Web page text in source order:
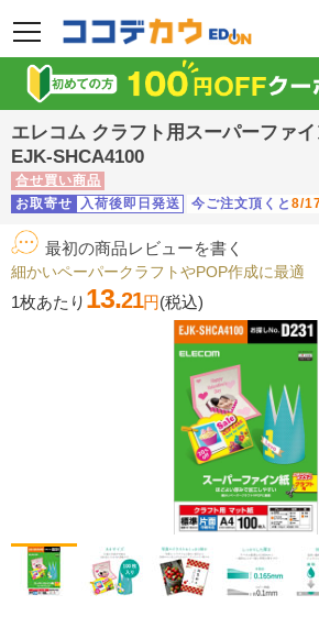
メニュー
エレコム クラフト用スーパーファ
EJK-SHCA4100
合せ買い商品
お取寄せ
入荷後即日発送 今ご注文頂くと 8/
最初の商品レビューを書く
細かいペーパークラフトやPOP作成に最適
1枚あたり 13.21円(税込)